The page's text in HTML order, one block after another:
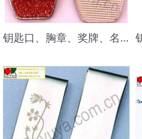
钥匙口、胸章、奖牌、名牌及各种金属小礼品